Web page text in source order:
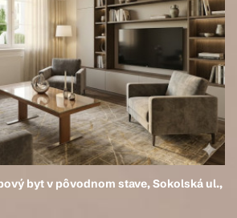
byt v pôvodnom stave, Sokolská ul.,